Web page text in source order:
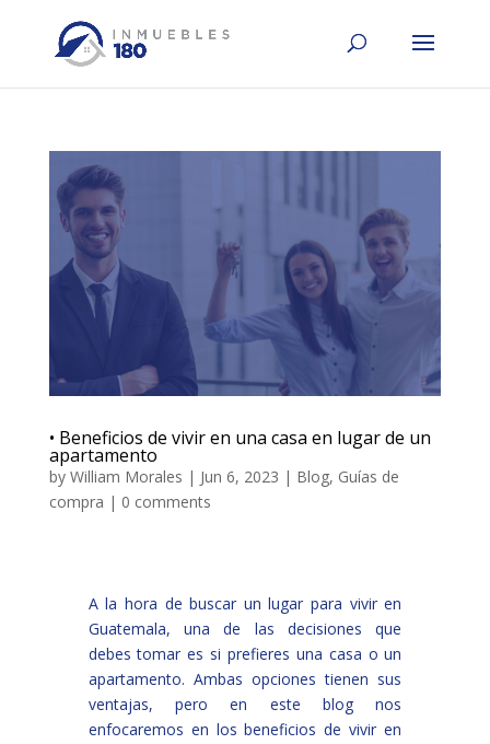
• Beneficios de vivir en una casa en lugar de un
apartamento
by William Morales | Jun 6, 2023 | Blog, Guías de
compra | 0 comments
A la hora de buscar un lugar para vivir en
Guatemala, una de las decisiones que
debes tomar es si prefieres una casa o un
apartamento. Ambas opciones tienen sus
ventajas, pero en este blog nos
enfocaremos en los beneficios de vivir en